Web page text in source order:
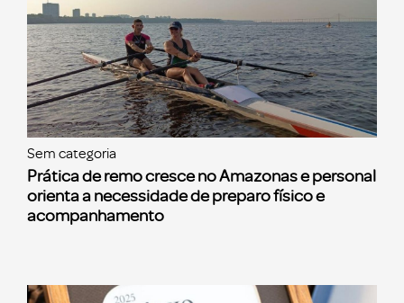
Sem categoria
Prática de remo cresce no Amazonas e personal
orienta a necessidade de preparo físico e
acompanhamento